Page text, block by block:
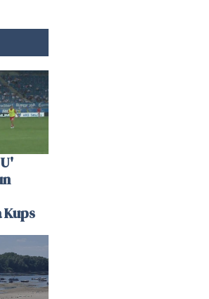
Kups